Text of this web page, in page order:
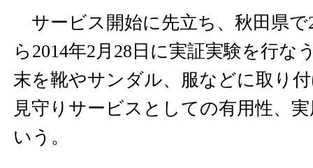
サービス開始に先立ち、秋田県で
ら2014年2月28日に実証実験を行な
末を靴やサンダル、服などに取り
見守りサービスとしての有用性、
いう。